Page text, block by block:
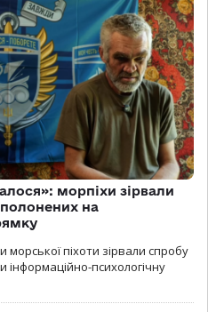
морпіхи зірвали
на
морської піхоти зірвали спробу
інформаційно-психологічну